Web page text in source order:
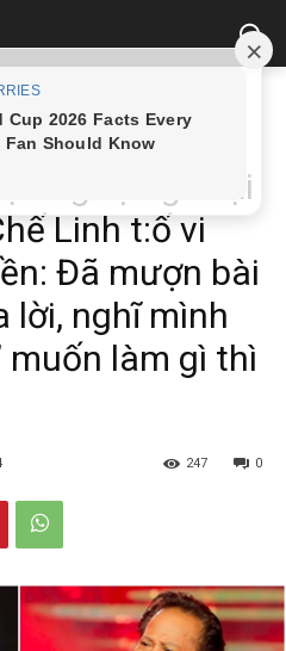
ngược giờ lại đến danh ca Chế...
ngược giờ lại
Linh t:ố vi
Đã mượn bài
lời, nghĩ mình
muốn làm gì thì
0
247